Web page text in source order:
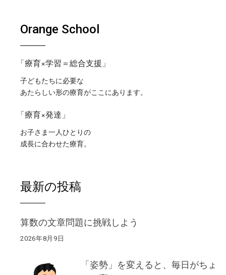
Orange School
「療育×学習＝総合支援」
子どもたちに必要な
あたらしい形の療育がここにあります。
「療育×発達」
お子さま一人ひとりの
成長に合わせた療育。
最新の投稿
算数の文章問題に挑戦しよう
2026年8月9日
「姿勢」を変えると、毎日がちょ